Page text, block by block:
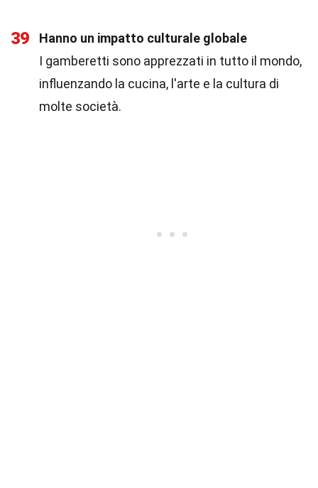
39
Hanno un impatto culturale globale
I gamberetti sono apprezzati in tutto il mondo,
influenzando la cucina, l'arte e la cultura di
molte società.